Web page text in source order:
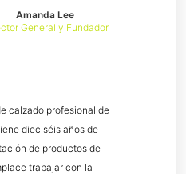
calzado profesional de
dieciséis años de
de productos de
trabajar con la
Amanda Lee
General y Fundador